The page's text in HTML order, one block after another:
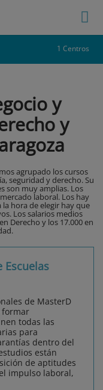
1 Centros
y
y
agrupado los cursos
seguridad y derecho. Su
son muy amplias. Los
laboral. Los hay
hora de elegir hay que
Los salarios medios
Derecho y los 17.000 en
Escuelas
de MasterD
formar
todas las
para
dentro del
están
de aptitudes
impulso laboral,